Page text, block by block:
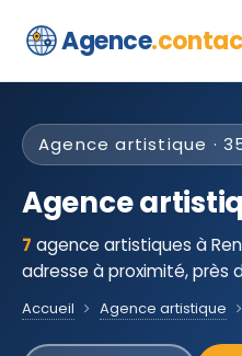
Agence
Agence artistique ·
Agence
7 agence artistiques à
adresse à proximité, près
Accueil Agence artistique